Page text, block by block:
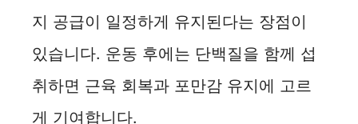
지 공급이 일정하게 유지된다는 장점이
있습니다. 운동 후에는 단백질을 함께 섭
취하면 근육 회복과 포만감 유지에 고르
게 기여합니다.